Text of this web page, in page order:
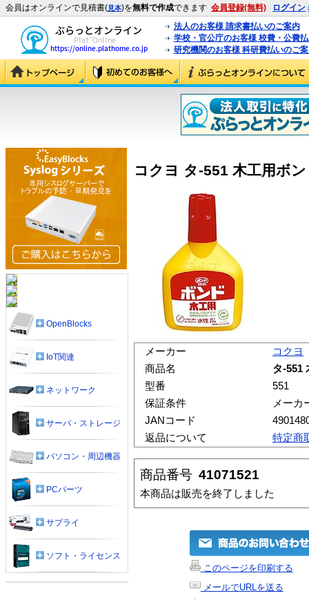
会員はオンラインで見積書(見本)を無料で作成できます 会員登録(無料) ログイン
法人のお客様 請求書払いのご案内
学校・官公庁のお客様 校費・公費
研究機関のお客様 科研費払いのご
コクヨ タ-551 木工用ボ
メーカー
コクヨ
商品名
タ-551
型番
551
保証条件
メーカ
JANコード
返品について
特定商
商品番号 41071521
本商品は販売を終了しました
このページを印刷する
メールでURLを送る
OpenBlocks
IoT関連
ネットワーク
サーバ・ストレージ
パソコン・周辺機器
PCパーツ
サプライ
ソフト・ライセンス